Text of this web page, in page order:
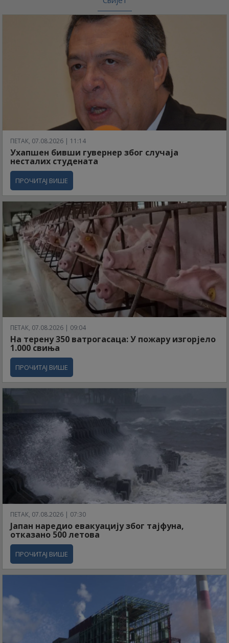
ПЕТАК, 07.08.2026 | 11:14
Ухапшен бивши гувернер због случаја
несталих студената
ПРОЧИТАЈ ВИШЕ
ПЕТАК, 07.08.2026 | 09:04
На терену 350 ватрогасаца: У пожару изгорјело
1.000 свиња
ПРОЧИТАЈ ВИШЕ
ПЕТАК, 07.08.2026 | 07:30
Јапан наредио евакуацију због тајфуна,
отказано 500 летова
ПРОЧИТАЈ ВИШЕ